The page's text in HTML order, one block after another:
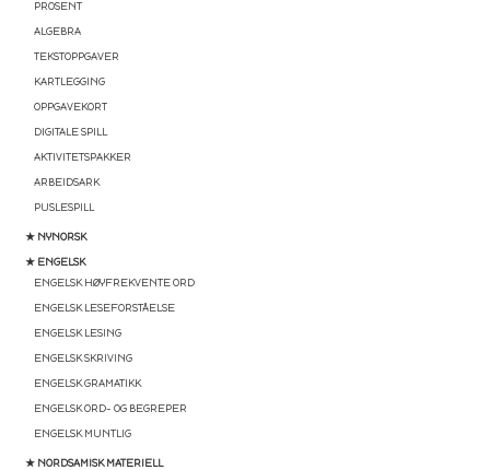
PROSENT
ALGEBRA
TEKSTOPPGAVER
KARTLEGGING
OPPGAVEKORT
DIGITALE SPILL
AKTIVITETSPAKKER
ARBEIDSARK
PUSLESPILL
★ NYNORSK
★ ENGELSK
ENGELSK HØYFREKVENTE ORD
ENGELSK LESEFORSTÅELSE
ENGELSK LESING
ENGELSK SKRIVING
ENGELSK GRAMATIKK
ENGELSK ORD- OG BEGREPER
ENGELSK MUNTLIG
★ NORDSAMISK MATERIELL